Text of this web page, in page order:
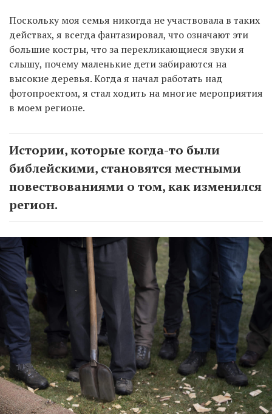
Поскольку моя семья никогда не участвовала в таких
действах, я всегда фантазировал, что означают эти
большие костры, что за перекликающиеся звуки я
слышу, почему маленькие дети забираются на
высокие деревья. Когда я начал работать над
фотопроектом, я стал ходить на многие мероприятия
в моем регионе.
Истории, которые когда-то были
библейскими, становятся местными
повествованиями о том, как изменился
регион.